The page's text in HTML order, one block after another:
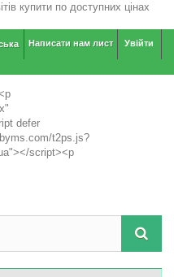
Увійти
Написати нам лист